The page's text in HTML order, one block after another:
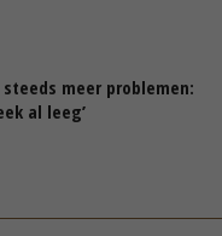
meer problemen:
al leeg’